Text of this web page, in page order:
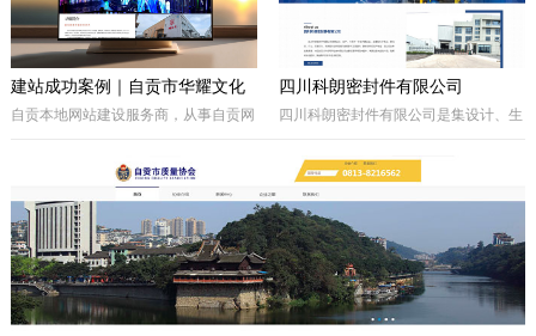
建站成功案例｜自贡市华耀文化
艺术有限公司官网定制开发项目
自贡本地网站建设服务商，从事自贡网
发，本次完成自贡市华耀文化艺术有限
公司官网定制搭建，包含品牌展示、案
例展示、在线询盘功能，搭配全套基础
SEO优化。
四川科朗密封件有限公司
四川科朗密封件有限公司是集设计、生
于电力、氧化铝、矿山、石油石化、钢
铁等行业所需的机械密封件及其配件、
密封件的生产制造；因公司业务发展需
要，成立的四川科朗环保设备有限公司
主要经营泵阀及其配件、硬质合金制品
类产品、耐磨材料类配件，承接用户非
标件设计和定制。